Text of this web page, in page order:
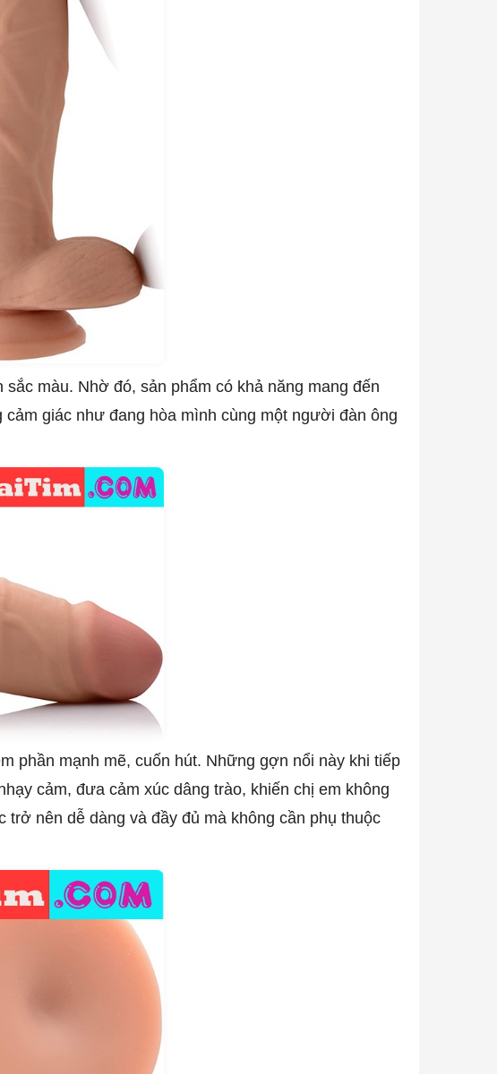
màu. Nhờ đó, sản phẩm có khả năng mang đến
giác như đang hòa mình cùng một người đàn ông
phần mạnh mẽ, cuốn hút. Những gợn nổi này khi tiếp
cảm, đưa cảm xúc dâng trào, khiến chị em không
trở nên dễ dàng và đầy đủ mà không cần phụ thuộc